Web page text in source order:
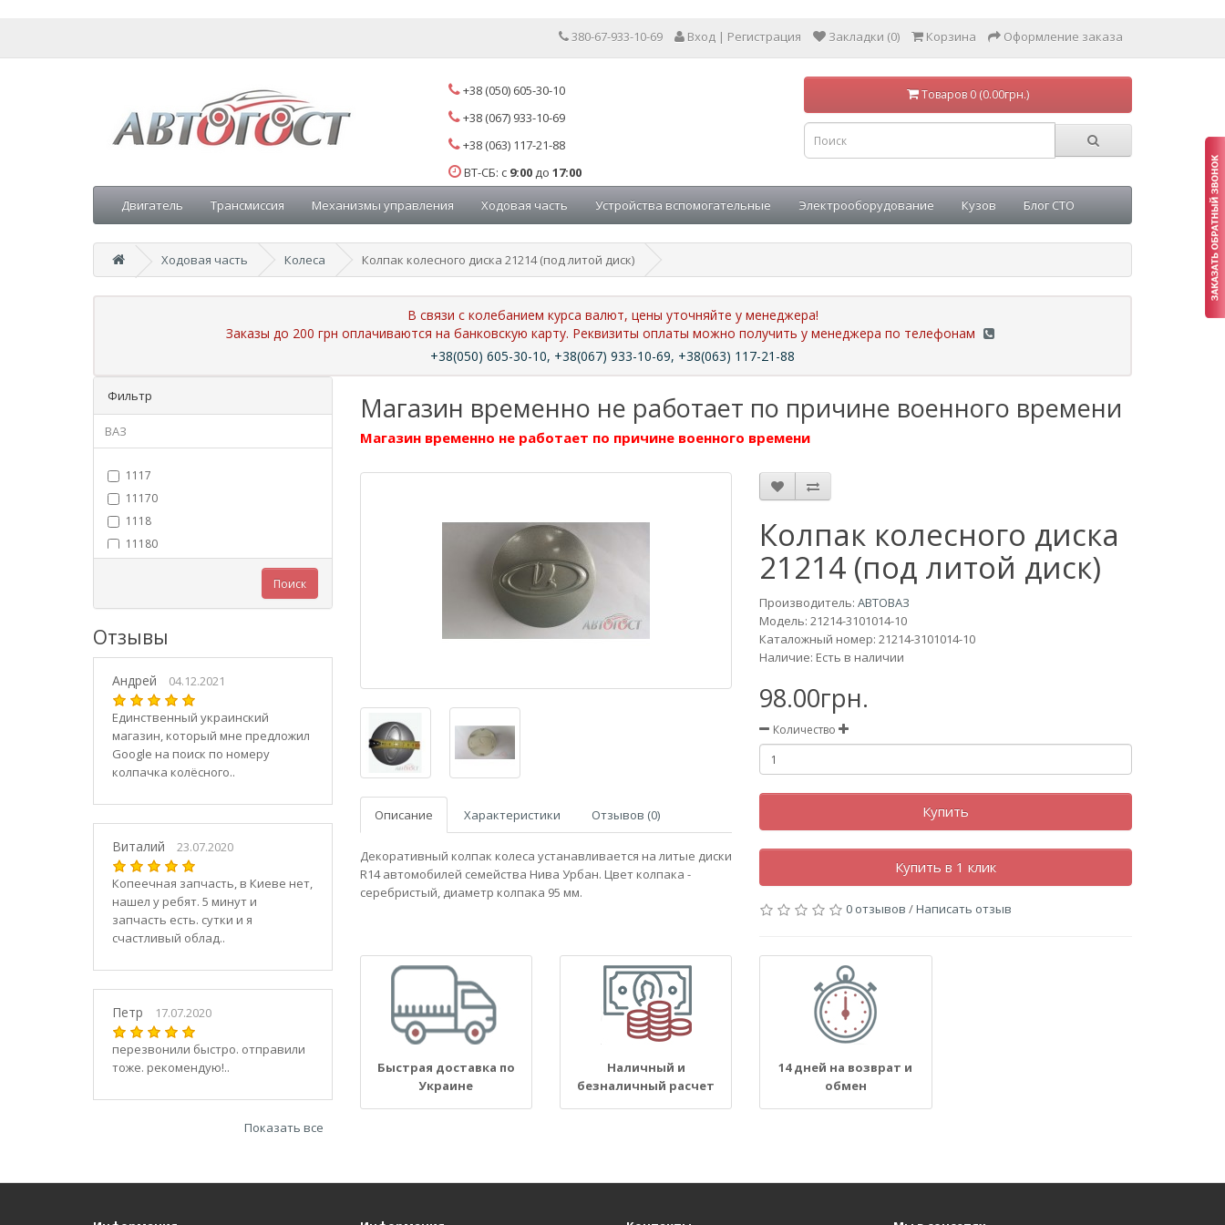
380-67-933-10-69 Вход | Регистрация Закладки (0) Корзина Оформление заказа
+38 (050) 605-30-10
+38 (067) 933-10-69
+38 (063) 117-21-88
ВТ-СБ: с 9:00 до 17:00
Товаров 0 (0.00грн.)
Двигатель Трансмиссия Механизмы управления Ходовая часть Устройства вспомогательные Электрооборудование Кузов Блог СТО
Ходовая часть Колеса Колпак колесного диска 21214 (под литой диск)
В связи с колебанием курса валют, цены уточняйте у менеджера!
Заказы до 200 грн оплачиваются на банковскую карту. Реквизиты оплаты можно получить у менеджера по телефонам
+38(050) 605-30-10, +38(067) 933-10-69, +38(063) 117-21-88
Фильтр
ВАЗ
1117
11170
1118
11180
11186
1119
11190
11194
2101
21010
2102
21020
21040
21044
21047
2107
21070
21073
21083
Поиск
Отзывы
Андрей 04.12.2021
Единственный украинский
магазин, который мне предложил
Google на поиск по номеру
колпачка колёсного..
Виталий 23.07.2020
Копеечная запчасть, в Киеве нет,
нашел у ребят. 5 минут и
запчасть есть. сутки и я
счастливый облад..
Петр 17.07.2020
перезвонили быстро. отправили
тоже. рекомендую!..
Показать все
Магазин временно не работает по причине военного времени
Магазин временно не работает по причине военного времени
Описание Характеристики Отзывов (0)
Декоративный колпак колеса устанавливается на литые диски
R14 автомобилей семейства Нива Урбан. Цвет колпака -
серебристый, диаметр колпака 95 мм.
Колпак колесного диска
21214 (под литой диск)
Производитель:АВТОВАЗ
Модель:21214-3101014-10
Каталожный номер: 21214-3101014-10
Наличие: Есть в наличии
98.00грн.
Количество
Купить
Купить в 1 клик
0 отзывов /Написать отзыв
Быстрая доставка по
Украине
Наличный и
безналичный расчет
14 дней на возврат и
обмен